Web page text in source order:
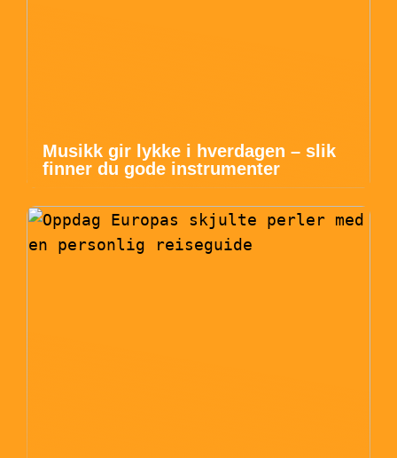
Musikk gir lykke i hverdagen – slik
finner du gode instrumenter